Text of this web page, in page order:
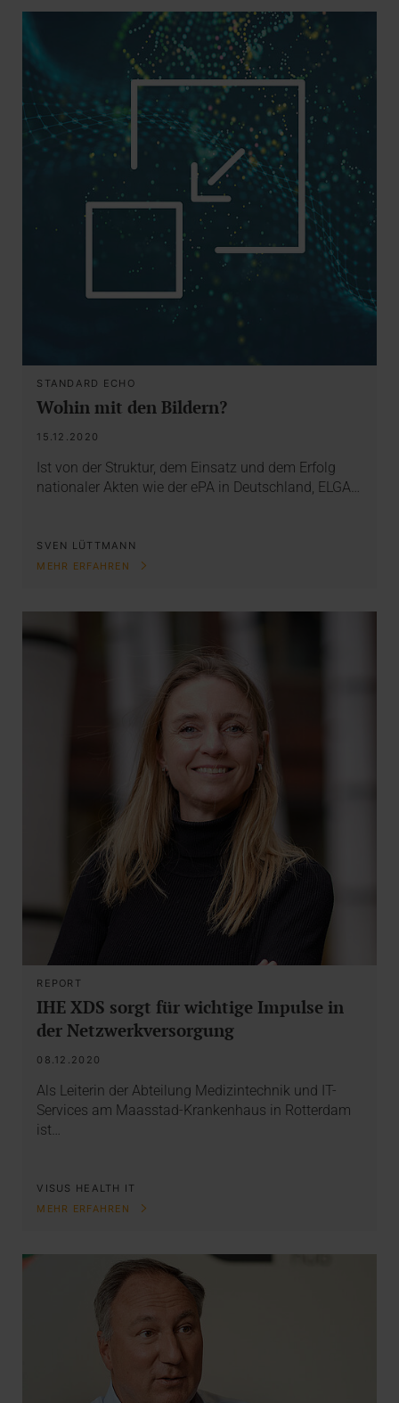
STANDARD ECHO
Wohin mit den Bildern?
15.12.2020
Ist von der Struktur, dem Einsatz und dem Erfolg
nationaler Akten wie der ePA in Deutschland, ELGA…
SVEN LÜTTMANN
MEHR ERFAHREN
REPORT
IHE XDS sorgt für wichtige Impulse in
der Netzwerkversorgung
08.12.2020
Als Leiterin der Abteilung Medizintechnik und IT-
Services am Maasstad-Krankenhaus in Rotterdam
ist…
VISUS HEALTH IT
MEHR ERFAHREN